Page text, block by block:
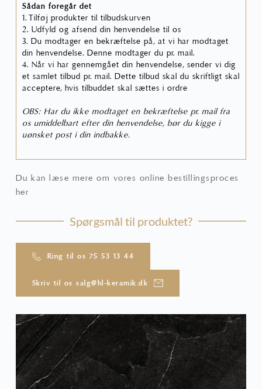
Sådan foregår det
1. Tilføj produkter til tilbudskurven
2. Udfyld og afsend din henvendelse til os
3. Du modtager en bekræftelse på, at vi har modtaget
din henvendelse. Denne modtager du pr. mail.
4. Når vi har gennemgået din henvendelse, sender vi dig
et samlet tilbud pr. mail. Dette tilbud skal du skriftligt skal
acceptere, hvis tilbuddet skal sættes i ordre
OBS: Har du ikke modtaget en bekræftelse pr. mail fra
os umiddelbart efter din henvendelse, bør du kigge i
uønsket post i din indbakke.
Du kan læse mere om vores online bestillingsproces
her
Spørgsmål til produktet?
Ring til os 75 53 13 44
Skriv til os salg@hl-keramik.dk